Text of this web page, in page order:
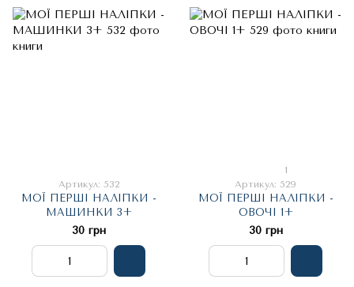
Артикул: 532
МОЇ ПЕРШІ НАЛІПКИ -
МАШИНКИ 3+
30 грн
1
Артикул: 529
МОЇ ПЕРШІ НАЛІПКИ -
ОВОЧІ 1+
30 грн